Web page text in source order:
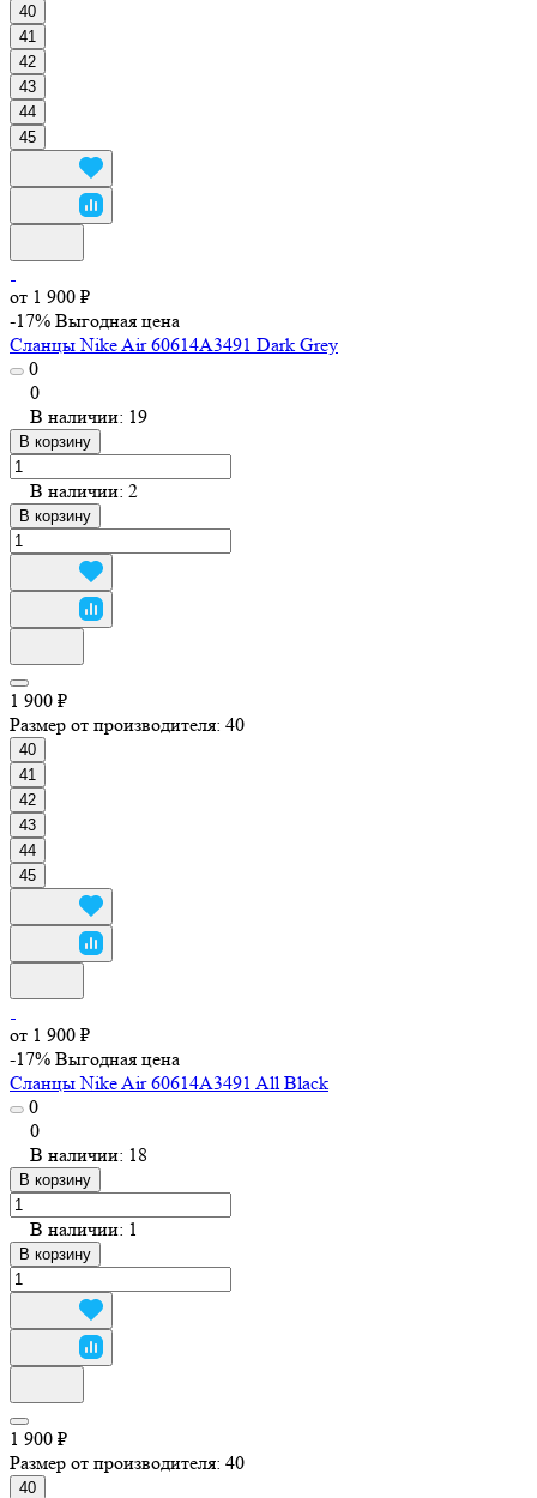
40
41
42
43
44
45
от 1 900 ₽
-17% Выгодная цена
Сланцы Nike Air 60614A3491 Dark Grey
0
0
В наличии: 19
В корзину
В наличии: 2
В корзину
1 900 ₽
Размер от производителя: 40
40
41
42
43
44
45
от 1 900 ₽
-17% Выгодная цена
Сланцы Nike Air 60614A3491 All Black
0
0
В наличии: 18
В корзину
В наличии: 1
В корзину
1 900 ₽
Размер от производителя: 40
40